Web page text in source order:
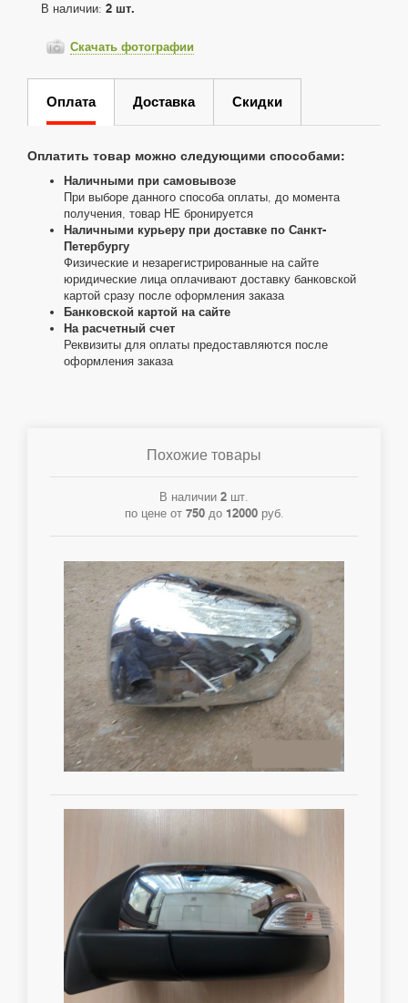
В наличии: 2 шт.
Скачать фотографии
Оплата Доставка Скидки
Оплатить товар можно следующими способами:
Наличными при самовывозе
При выборе данного способа оплаты, до момента
получения, товар НЕ бронируется
Наличными курьеру при доставке по Санкт-
Петербургу
Физические и незарегистрированные на сайте
юридические лица оплачивают доставку банковской
картой сразу после оформления заказа
Банковской картой на сайте
На расчетный счет
Реквизиты для оплаты предоставляются после
оформления заказа
Похожие товары
В наличии 2 шт.
по цене от 750до 12000руб.